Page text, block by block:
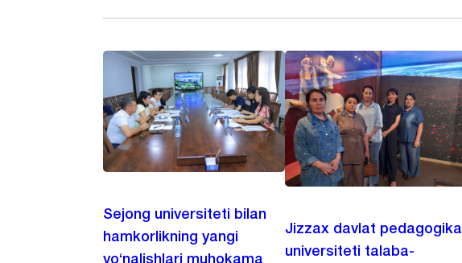
Sejong universiteti bilan
hamkorlikning yangi
yo‘nalishlari muhokama
Jizzax davlat pedagogika
universiteti talaba-